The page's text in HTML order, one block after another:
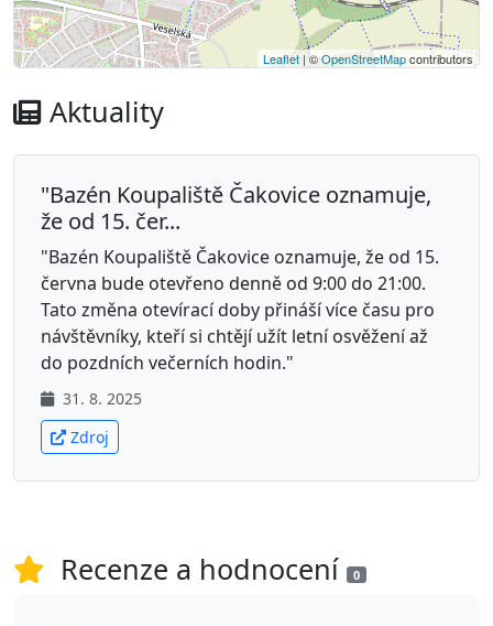
Leaflet | ©OpenStreetMapcontributors
Aktuality
"Bazén Koupaliště Čakovice oznamuje,
že od 15. čer...
"Bazén Koupaliště Čakovice oznamuje, že od 15.
června bude otevřeno denně od 9:00 do 21:00.
Tato změna otevírací doby přináší více času pro
návštěvníky, kteří si chtějí užít letní osvěžení až
do pozdních večerních hodin."
31. 8. 2025
Zdroj
Recenze a hodnocení 0